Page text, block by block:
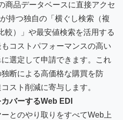
商品データベースに直接アクセ
持つ独自の「横ぐし検索（複
較）」や最安値検索を活用する
コストパフォーマンスの高い
選定して申請できます。これ
断による高価格な購買を防
スト削減に寄与します。
バーするWeb EDI
とのやり取りをすべてWeb上